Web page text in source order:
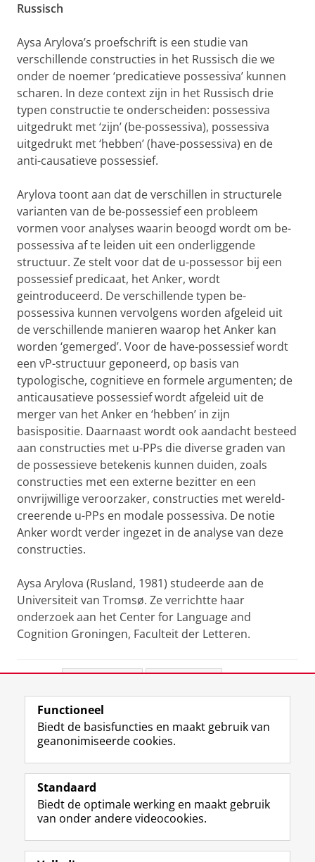
Russisch
Aysa Arylova’s proefschrift is een studie van
verschillende constructies in het Russisch die we
onder de noemer ‘predicatieve possessiva’ kunnen
scharen. In deze context zijn in het Russisch drie
typen constructie te onderscheiden: possessiva
uitgedrukt met ‘zijn’ (be-possessiva), possessiva
uitgedrukt met ‘hebben’ (have-possessiva) en de
anti-causatieve possessief.
Arylova toont aan dat de verschillen in structurele
varianten van de be-possessief een probleem
vormen voor analyses waarin beoogd wordt om be-
possessiva af te leiden uit een onderliggende
structuur. Ze stelt voor dat de u-possessor bij een
possessief predicaat, het Anker, wordt
geintroduceerd. De verschillende typen be-
possessiva kunnen vervolgens worden afgeleid uit
de verschillende manieren waarop het Anker kan
worden ‘gemerged’. Voor de have-possessief wordt
een vP-structuur geponeerd, op basis van
typologische, cognitieve en formele argumenten; de
anticausatieve possessief wordt afgeleid uit de
merger van het Anker en ‘hebben’ in zijn
basispositie. Daarnaast wordt ook aandacht besteed
aan constructies met u-PPs die diverse graden van
de possessieve betekenis kunnen duiden, zoals
constructies met een externe bezitter en een
onvrijwillige veroorzaker, constructies met wereld-
creerende u-PPs en modale possessiva. De notie
Anker wordt verder ingezet in de analyse van deze
constructies.
Aysa Arylova (Rusland, 1981) studeerde aan de
Universiteit van Tromsø. Ze verrichtte haar
onderzoek aan het Center for Language and
Cognition Groningen, Faculteit der Letteren.
View this page in:English
Volg de RUG
F
a
e
b
o
L
i
k
e
I
R
S
-
f
e
I
n
t
r
Y
o
T
e
Studiekiezers
Functioneel
Biedt de basisfuncties en maakt gebruik van
geanonimiseerde cookies.
Standaard
Biedt de optimale werking en maakt gebruik
van onder andere videocookies.